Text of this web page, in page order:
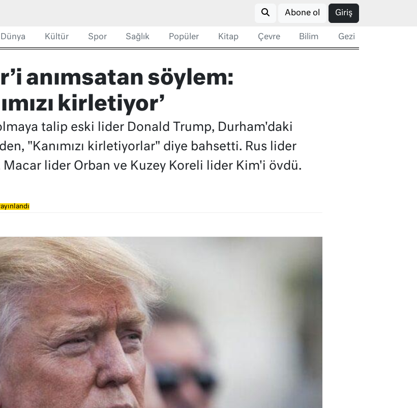
Abone ol Giriş
Dünya Kültür Spor Sağlık Popüler Kitap Çevre Bilim Gezi
anımsatan söylem:
kirletiyor’
talip eski lider Donald Trump, Durham'daki
"Kanımızı kirletiyorlar" diye bahsetti. Rus lider
Macar lider Orban ve Kuzey Koreli lider Kim'i övdü.